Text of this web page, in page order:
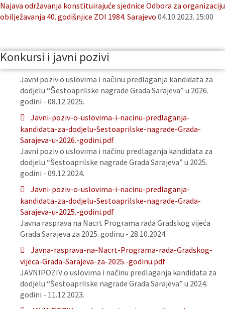
Najava održavanja konstituirajuće sjednice Odbora za organizaciju
obilježavanja 40. godišnjice ZOI 1984. Sarajevo 04.10.2023. 15:00
Konkursi i javni pozivi
Javni poziv o uslovima i načinu predlaganja kandidata za
dodjelu “Šestoaprilske nagrade Grada Sarajeva” u 2026.
godini - 08.12.2025.
Javni-poziv-o-uslovima-i-nacinu-predlaganja-
kandidata-za-dodjelu-Sestoaprilske-nagrade-Grada-
Sarajeva-u-2026.-godini.pdf
Javni poziv o uslovima i načinu predlaganja kandidata za
dodjelu “Šestoaprilske nagrade Grada Sarajeva” u 2025.
godini - 09.12.2024.
Javni-poziv-o-uslovima-i-nacinu-predlaganja-
kandidata-za-dodjelu-Sestoaprilske-nagrade-Grada-
Sarajeva-u-2025.-godini.pdf
Javna rasprava na Nacrt Programa rada Gradskog vijeća
Grada Sarajeva za 2025. godinu - 28.10.2024.
Javna-rasprava-na-Nacrt-Programa-rada-Gradskog-
vijeca-Grada-Sarajeva-za-2025.-godinu.pdf
JAVNIPOZIV o uslovima i načinu predlaganja kandidata za
dodjelu “Šestoaprilske nagrade Grada Sarajeva” u 2024.
godini - 11.12.2023.